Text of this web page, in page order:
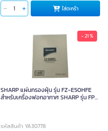
ใส่ตะกร้า
- 21 %
SHARP แผ่นกรองฝุ่น รุ่น FZ-E50HFE
สำหรับเครื่องฟอกอากาศ SHARP รุ่น FP-
รหัสสินค้า YA30778